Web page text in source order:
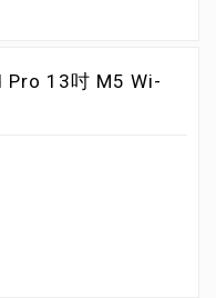
Pro 13吋 M5 Wi-